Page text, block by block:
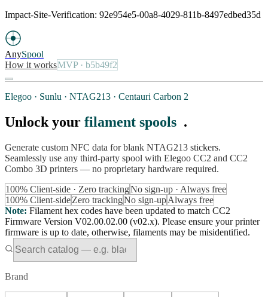
Impact-Site-Verification: 92e954e5-00a8-4029-811b-8497edbed35d
AnySpool
How it worksMVP· b5b49f2
Elegoo · Sunlu · NTAG213 · Centauri Carbon 2
Unlock your filament spools .
Generate custom NFC data for blank NTAG213 stickers.
Seamlessly use any third-party spool with Elegoo CC2 and CC2
Combo 3D printers — no proprietary hardware required.
100% Client-side · Zero trackingNo sign-up · Always free
100% Client-sideZero trackingNo sign-upAlways free
Note: Filament hex codes have been updated to match CC2
Firmware Version V02.00.02.00 (v02.x). Please ensure your printer
firmware is up to date, otherwise, filaments may be misidentified.
Brand